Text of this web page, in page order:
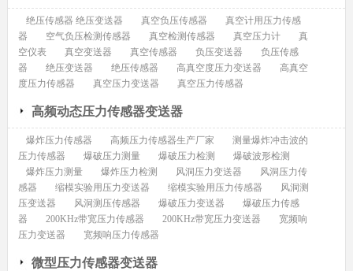
绝压传感器 绝压变送器 真空负压传感器
真空计用压力传感
器
空气负压检测传感器 真空检测传感器 真空压力计
真
空仪表
真空变送器 真空传感器 负压变送器
负压传感
器
绝压变送器 绝压传感器 高真空度压力变送器
高真空
度压力传感器
真空压力变送器 真空压力传感器
高频动态压力传感器变送器
爆炸压力传感器 高频压力传感器生产厂家
测量爆炸冲击波的
压力传感器
爆破压力测量 爆破压力检测
爆破波形检测
爆炸压力测量
爆炸压力检测 风洞压力变送器
风洞压力传
感器
缩模实验用压力变送器 缩模实验用压力传感器
风洞测
压变送器
风洞测压传感器 爆破压力变送器
爆破压力传感
器
200KHz带宽压力传感器 200KHz带宽压力变送器
宽频响
压力变送器
宽频响压力传感器
微型压力传感器变送器